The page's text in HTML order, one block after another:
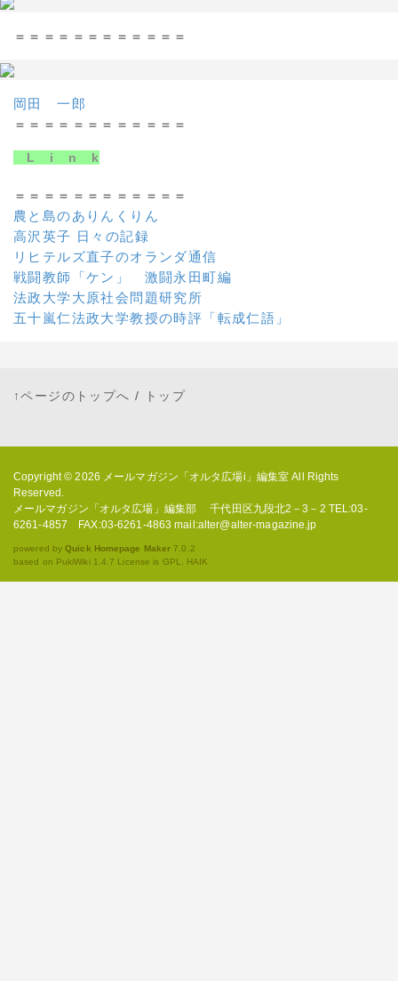
＝＝＝＝＝＝＝＝＝＝＝＝
岡田 一郎
＝＝＝＝＝＝＝＝＝＝＝＝
L i n k
＝＝＝＝＝＝＝＝＝＝＝＝
農と島のありんくりん
高沢英子 日々の記録
リヒテルズ直子のオランダ通信
戦闘教師「ケン」 激闘永田町編
法政大学大原社会問題研究所
五十嵐仁法政大学教授の時評「転成仁語」
↑ページのトップへ / トップ
Copyright © 2026 メールマガジン「オルタ広場i」編集室 All Rights
Reserved.
メールマガジン「オルタ広場」編集部 千代田区九段北2－3－2 TEL:03-
6261-4857 FAX:03-6261-4863 mail:alter@alter-magazine.jp
powered byQuick Homepage Maker 7.0.2
based on PukiWiki 1.4.7 License is GPL. HAIK